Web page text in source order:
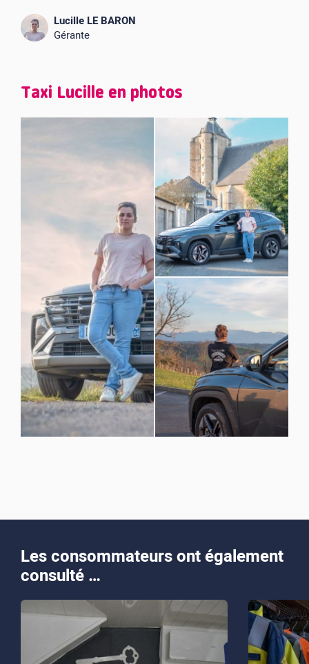
Lucille LE BARON
Gérante
Taxi Lucille en photos
Les consommateurs ont également
consulté …